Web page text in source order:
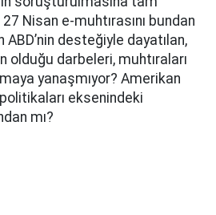
Nisan e-muhtırasını bundan
desteğiyle dayatılan,
olduğu darbeleri, muhtıraları
yanaşmıyor? Amerikan
eksenindeki
mı?